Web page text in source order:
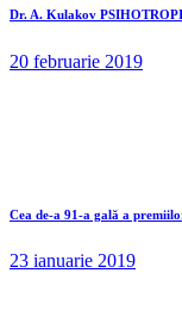
Dr. A. Kulakov
20 februarie 2019
Cea de-a 91-a gală a
23 ianuarie 2019